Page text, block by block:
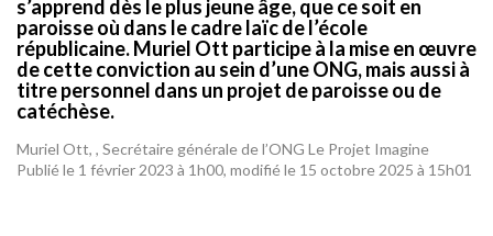
s’apprend dès le plus jeune âge, que ce soit en
paroisse où dans le cadre laïc de l’école
républicaine. Muriel Ott participe à la mise en œuvre
de cette conviction au sein d’une ONG, mais aussi à
titre personnel dans un projet de paroisse ou de
catéchèse.
Muriel Ott, , Secrétaire générale de l’ONG Le Projet Imagine
Publié le 1 février 2023 à 1h00, modifié le 15 octobre 2025 à 15h01